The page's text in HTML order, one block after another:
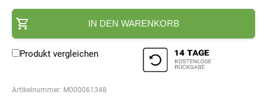
IN DEN WARENKORB
Produkt vergleichen
Artikelnummer: M000061348